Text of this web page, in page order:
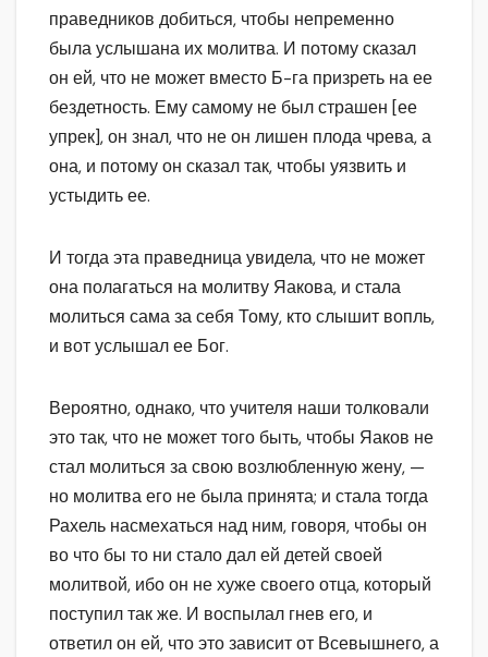
праведников добиться, чтобы непременно
была услышана их молитва. И потому сказал
он ей, что не может вместо Б-га призреть на ее
бездетность. Ему самому не был страшен [ее
упрек], он знал, что не он лишен плода чрева, а
она, и потому он сказал так, чтобы уязвить и
устыдить ее.
И тогда эта праведница увидела, что не может
она полагаться на молитву Яакова, и стала
молиться сама за себя Тому, кто слышит вопль,
и вот услышал ее Бог.
Вероятно, однако, что учителя наши толковали
это так, что не может того быть, чтобы Яаков не
стал молиться за свою возлюбленную жену, —
но молитва его не была принята; и стала тогда
Рахель насмехаться над ним, говоря, чтобы он
во что бы то ни стало дал ей детей своей
молитвой, ибо он не хуже своего отца, который
поступил так же. И воспылал гнев его, и
ответил он ей, что это зависит от Всевышнего, а